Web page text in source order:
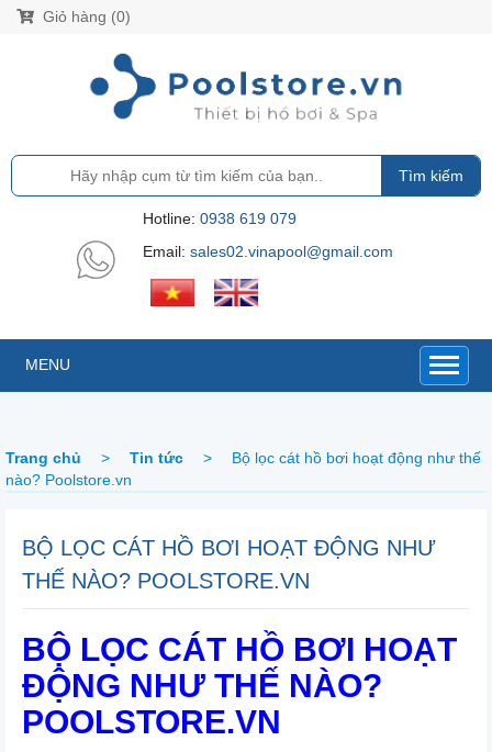
Giỏ hàng (0)
Tìm kiếm
Hotline: 0938 619 079
Email: sales02.vinapool@gmail.com
MENU
Trang chủ > Tin tức >
Bộ lọc cát hồ bơi hoạt động như thế
nào? Poolstore.vn
BỘ LỌC CÁT HỒ BƠI HOẠT ĐỘNG NHƯ
THẾ NÀO? POOLSTORE.VN
BỘ LỌC CÁT HỒ BƠI HOẠT
ĐỘNG NHƯ THẾ NÀO?
POOLSTORE.VN